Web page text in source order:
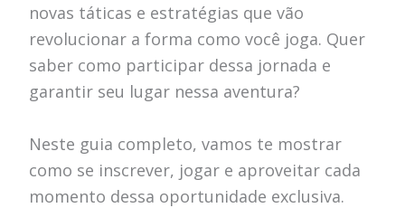
novas táticas e estratégias que vão
revolucionar a forma como você joga. Quer
saber como participar dessa jornada e
garantir seu lugar nessa aventura?
Neste guia completo, vamos te mostrar
como se inscrever, jogar e aproveitar cada
momento dessa oportunidade exclusiva.